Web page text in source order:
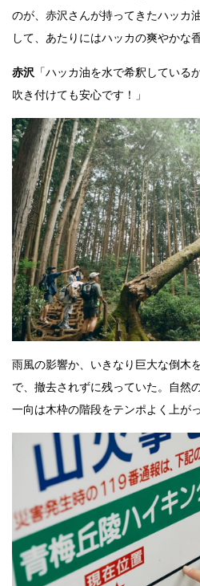
のが、赤沢さんが持ってきたハッカ
して、あたりにはハッカの爽やかな
赤沢 「ハッカ油を水で希釈している
吹き付けても安心です！」
雨風の影響か、いきなり巨大な倒木
で、撤去されずに残っていた。自然
一向は木枠の階段をテンポよく上が